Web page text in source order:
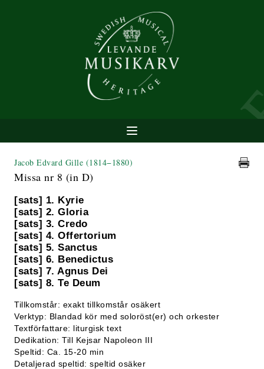
Jacob Edvard Gille (1814−1880)
Missa nr 8 (in D)
[sats] 1. Kyrie
[sats] 2. Gloria
[sats] 3. Credo
[sats] 4. Offertorium
[sats] 5. Sanctus
[sats] 6. Benedictus
[sats] 7. Agnus Dei
[sats] 8. Te Deum
Tillkomstår: exakt tillkomstår osäkert
Verktyp: Blandad kör med soloröst(er) och orkester
Textförfattare: liturgisk text
Dedikation: Till Kejsar Napoleon III
Speltid: Ca. 15-20 min
Detaljerad speltid: speltid osäker